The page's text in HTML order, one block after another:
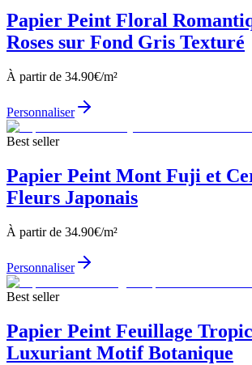
Papier Peint Floral
Roses sur Fond Gris Texturé
À partir de 34.90€/m²
Personnaliser
Best seller
Papier Peint Mont Fuji et
Fleurs Japonais
À partir de 34.90€/m²
Personnaliser
Best seller
Papier Peint Feuillage
Luxuriant Motif Botanique